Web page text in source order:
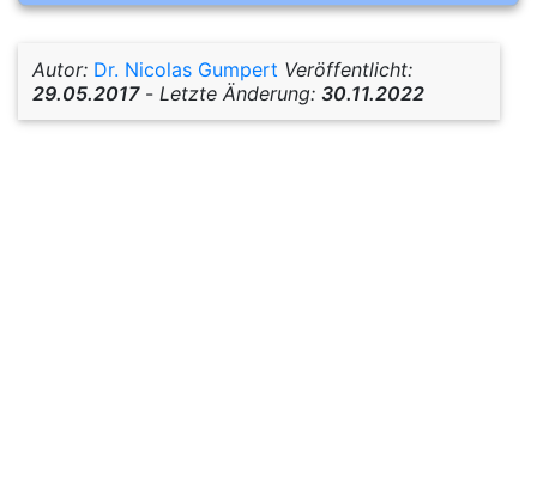
Autor: Dr. Nicolas Gumpert Veröffentlicht:
29.05.2017- Letzte Änderung: 30.11.2022